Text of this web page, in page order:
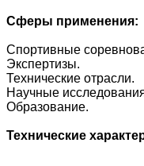
Сферы применения:
Спортивные
Экспертизы.
Технические отрасли.
Научные
Образование.
Технические